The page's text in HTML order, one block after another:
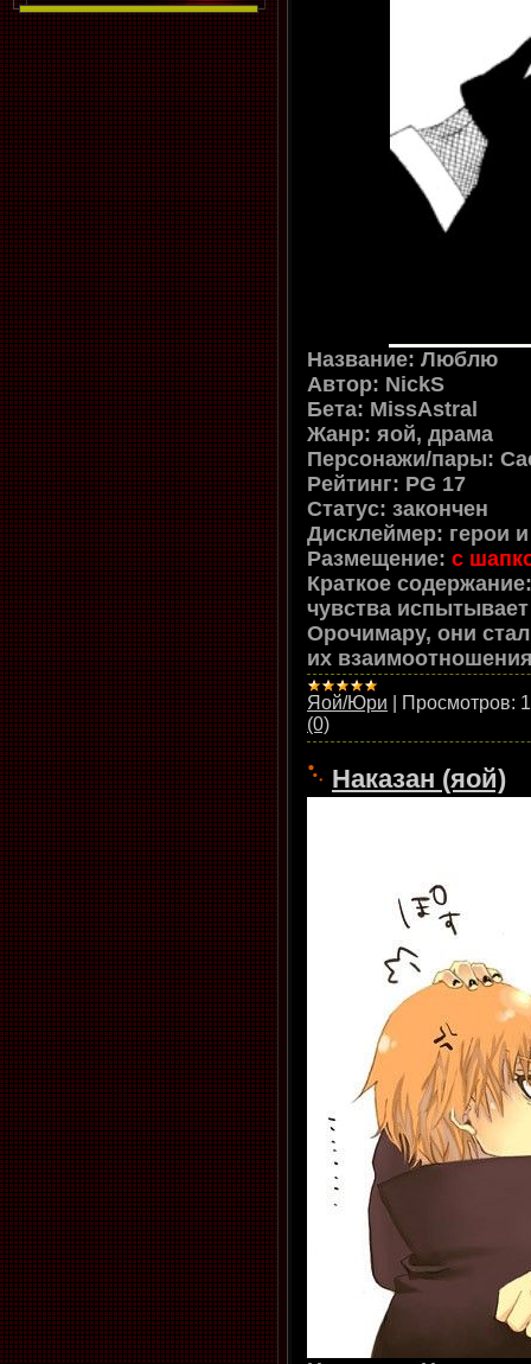
Название: Люблю
Автор: NickS
Бета: MissAstral
Жанр: яой, драма
Персонажи/пары:
Рейтинг: PG 17
Статус: закончен
Дисклеймер: герои
Размещение: с
Краткое
чувства
Орочимару, они
их
Яой/Юри Просмотров:
(0)
Наказан (яой)